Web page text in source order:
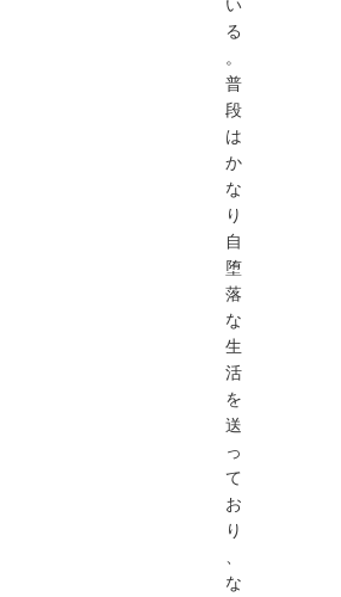
る
。
普
段
は
か
な
り
自
堕
落
な
生
活
を
送
っ
て
お
り
、
な